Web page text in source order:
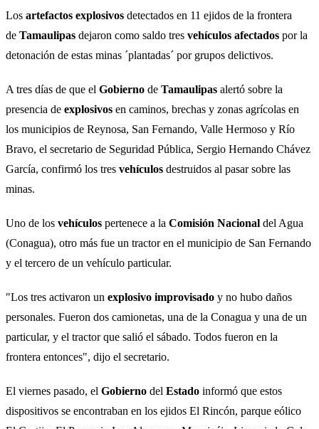
Los artefactos explosivos detectados en 11 ejidos de la frontera
de Tamaulipas dejaron como saldo tres vehículos afectados por la
detonación de estas minas ´plantadas´ por grupos delictivos.
A tres días de que el Gobierno de Tamaulipas alertó sobre la
presencia de explosivos en caminos, brechas y zonas agrícolas en
los municipios de Reynosa, San Fernando, Valle Hermoso y Río
Bravo, el secretario de Seguridad Pública, Sergio Hernando Chávez
García, confirmó los tres vehículos destruidos al pasar sobre las
minas.
Uno de los vehículos pertenece a la Comisión Nacional del Agua
(Conagua), otro más fue un tractor en el municipio de San Fernando
y el tercero de un vehículo particular.
"Los tres activaron un explosivo improvisado y no hubo daños
personales. Fueron dos camionetas, una de la Conagua y una de un
particular, y el tractor que salió el sábado. Todos fueron en la
frontera entonces", dijo el secretario.
El viernes pasado, el Gobierno del Estado informó que estos
dispositivos se encontraban en los ejidos El Rincón, parque eólico